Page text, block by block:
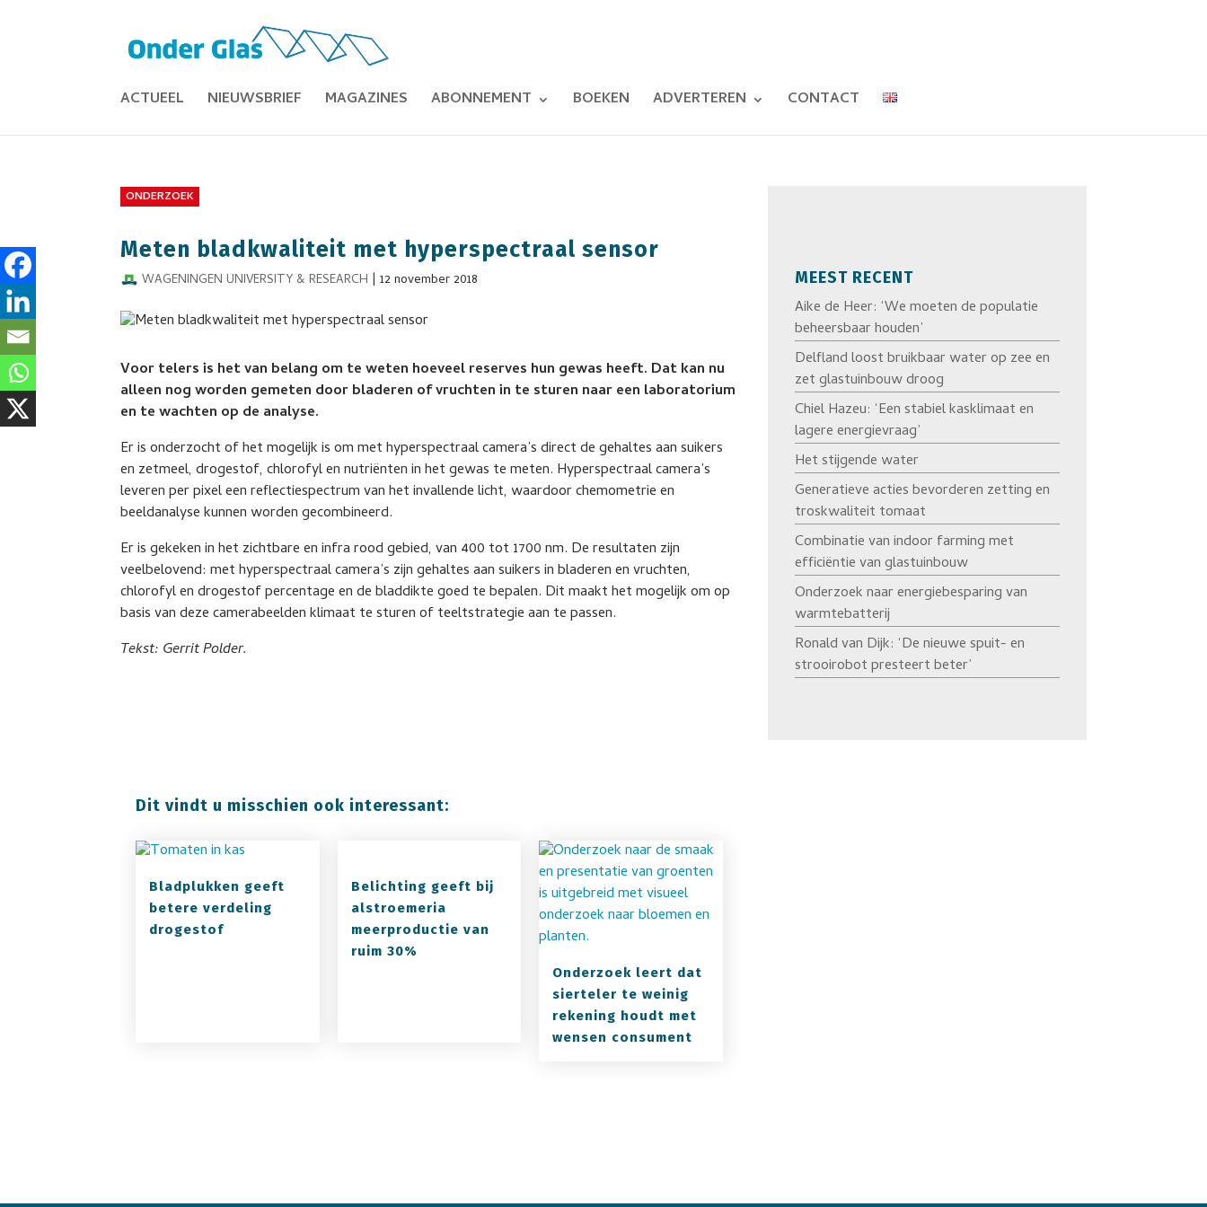
ACTUEEL NIEUWSBRIEF MAGAZINES ABONNEMENT BOEKEN ADVERTEREN CONTACT
ONDERZOEK
Meten bladkwaliteit met hyperspectraal sensor
WAGENINGEN UNIVERSITY & RESEARCH |12 november 2018
Voor telers is het van belang om te weten hoeveel reserves hun gewas heeft. Dat kan nu
alleen nog worden gemeten door bladeren of vruchten in te sturen naar een laboratorium
en te wachten op de analyse.
Er is onderzocht of het mogelijk is om met hyperspectraal camera’s direct de gehaltes aan suikers
en zetmeel, drogestof, chlorofyl en nutriënten in het gewas te meten. Hyperspectraal camera’s
leveren per pixel een reflectiespectrum van het invallende licht, waardoor chemometrie en
beeldanalyse kunnen worden gecombineerd.
Er is gekeken in het zichtbare en infra rood gebied, van 400 tot 1700 nm. De resultaten zijn
veelbelovend: met hyperspectraal camera’s zijn gehaltes aan suikers in bladeren en vruchten,
chlorofyl en drogestof percentage en de bladdikte goed te bepalen. Dit maakt het mogelijk om op
basis van deze camerabeelden klimaat te sturen of teeltstrategie aan te passen.
Tekst: Gerrit Polder.
Dit vindt u misschien ook interessant:
Bladplukken geeft
betere verdeling
drogestof
Belichting geeft bij
alstroemeria
meerproductie van
ruim 30%
Onderzoek leert dat
sierteler te weinig
rekening houdt met
wensen consument
MEEST RECENT
Aike de Heer: ‘We moeten de populatie
beheersbaar houden’
Delfland loost bruikbaar water op zee en
zet glastuinbouw droog
Chiel Hazeu: ‘Een stabiel kasklimaat en
lagere energievraag’
Het stijgende water
Generatieve acties bevorderen zetting en
troskwaliteit tomaat
Combinatie van indoor farming met
efficiëntie van glastuinbouw
Onderzoek naar energiebesparing van
warmtebatterij
Ronald van Dijk: ‘De nieuwe spuit- en
strooirobot presteert beter’